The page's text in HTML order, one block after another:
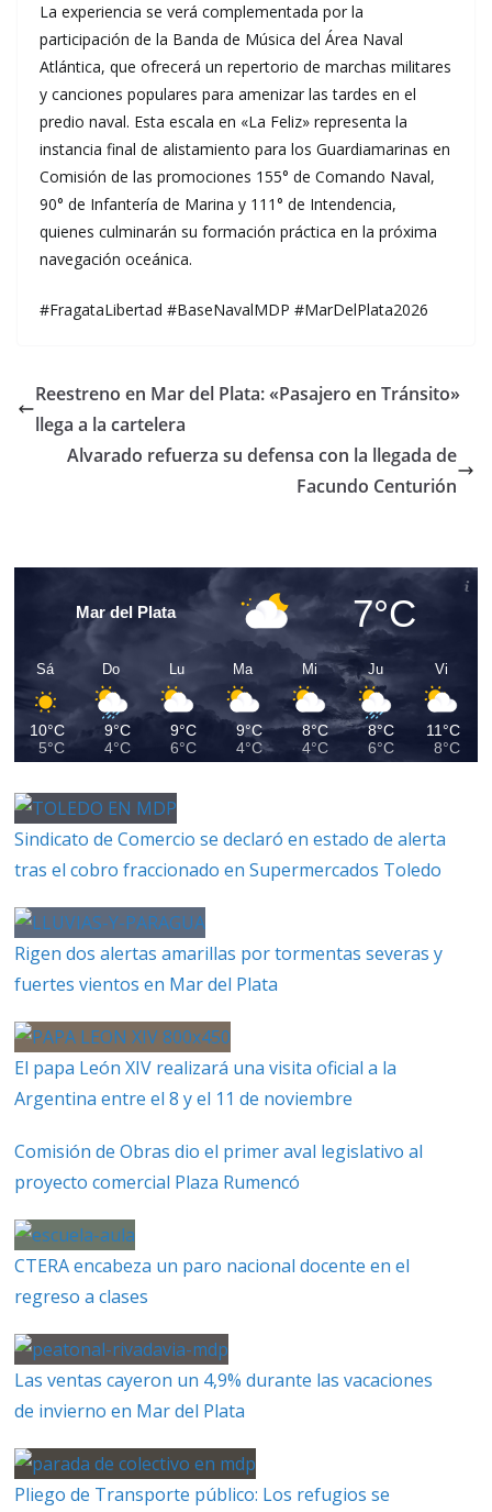
La experiencia se verá complementada por la
participación de la Banda de Música del Área Naval
Atlántica, que ofrecerá un repertorio de marchas militares
y canciones populares para amenizar las tardes en el
predio naval. Esta escala en «La Feliz» representa la
instancia final de alistamiento para los Guardiamarinas en
Comisión de las promociones 155° de Comando Naval,
90° de Infantería de Marina y 111° de Intendencia,
quienes culminarán su formación práctica en la próxima
navegación oceánica.
#FragataLibertad #BaseNavalMDP #MarDelPlata2026
Reestreno en Mar del Plata: «Pasajero en Tránsito»
llega a la cartelera
Alvarado refuerza su defensa con la llegada de
Facundo Centurión
Mar del Plata 7°C
Sá
10°C
5°C
Do
9°C
4°C
Lu
9°C
6°C
Ma
9°C
4°C
Mi
8°C
4°C
Ju
8°C
6°C
Vi
11°C
8°C
Sindicato de Comercio se declaró en estado de alerta
tras el cobro fraccionado en Supermercados Toledo
Rigen dos alertas amarillas por tormentas severas y
fuertes vientos en Mar del Plata
El papa León XIV realizará una visita oficial a la
Argentina entre el 8 y el 11 de noviembre
Comisión de Obras dio el primer aval legislativo al
proyecto comercial Plaza Rumencó
CTERA encabeza un paro nacional docente en el
regreso a clases
Las ventas cayeron un 4,9% durante las vacaciones
de invierno en Mar del Plata
Pliego de Transporte público: Los refugios se